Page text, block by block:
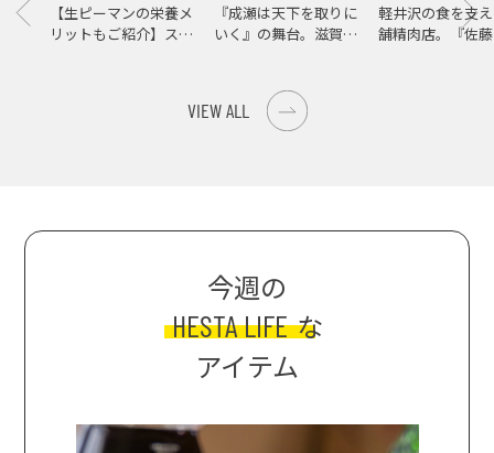
【生ピーマンの栄養メ
リットもご紹介】スパ
『成瀬は天下を取りに
いく』の舞台。滋賀県
軽井沢の食を支
舗精肉店。『佐
VIEW ALL
今週の
HESTA LIFE な
アイテム